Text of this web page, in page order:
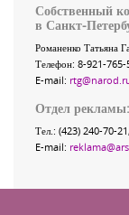
Собственный
в Санкт-
Романенко Татьяна
Телефон: 8-921-765-
E-mail:
Отдел рекламы:
Тел.: (423) 240-70-
E-mail: